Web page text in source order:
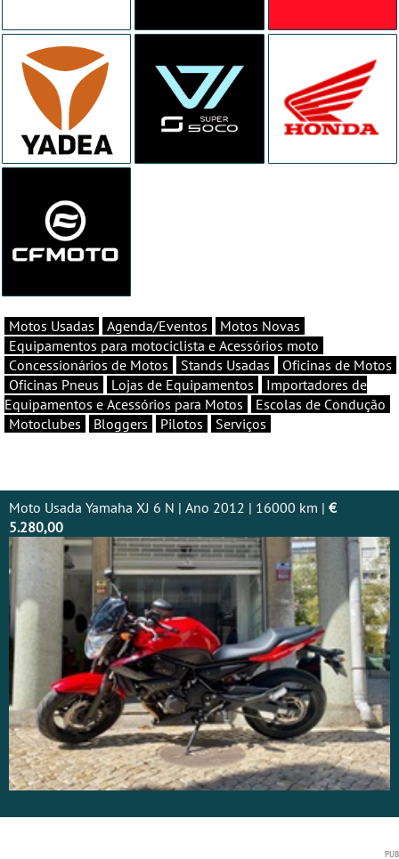
Motos Usadas Agenda/Eventos
Motos Novas
Equipamentos para motociclista e Acessórios moto
Concessionários de Motos
Stands Usadas
Oficinas de Motos
Oficinas Pneus
Lojas de Equipamentos
Importadores de
Equipamentos e Acessórios para Motos
Escolas de Condução
Motoclubes
Bloggers Pilotos Serviços
Moto Usada Yamaha XJ 6 N | Ano 2012 | 16000 km | €
5.280,00